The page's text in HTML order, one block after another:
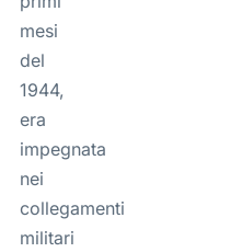
mesi
del
1944,
era
impegnata
nei
collegamenti
militari